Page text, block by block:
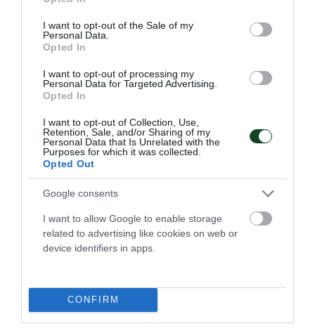
use your data for below specified purposes in below Google
consent section.
I want to opt-out of the Sale of my
Personal Data.
Opted In
I want to opt-out of processing my
Personal Data for Targeted Advertising.
Opted In
I want to opt-out of Collection, Use,
Retention, Sale, and/or Sharing of my
Personal Data that Is Unrelated with the
Purposes for which it was collected.
Opted Out
Google consents
I want to allow Google to enable storage
related to advertising like cookies on web or
device identifiers in apps.
CONFIRM
Νίκη και πανέτοιμος για… τελικό
Ο Παναθηναϊκός επιβλήθηκε εκτός έδρας του Πήγασου
στην Αγία Παρασκευή με 12-2 και στρέφει την προσοχή του
Θρακομακεδόνες.
ΤΕΛΕΥΤΑΙΑ ΝΕΑ